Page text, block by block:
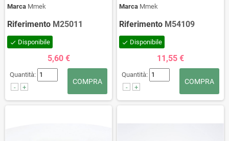
Marca Mmek
Riferimento M25011
check Disponibile
5,60 €
Quantità:
-
+
COMPRA
Marca Mmek
Riferimento M54109
check Disponibile
11,55 €
Quantità:
-
+
COMPRA